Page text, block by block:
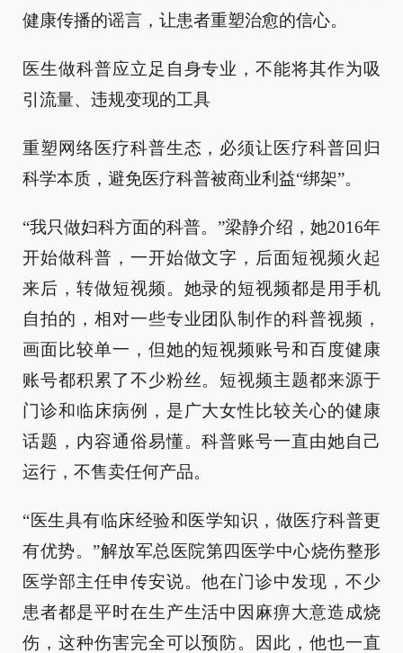
健康传播的谣言，让患者重塑治愈的信心。
医生做科普应立足自身专业，不能将其作为吸
引流量、违规变现的工具
重塑网络医疗科普生态，必须让医疗科普回归
科学本质，避免医疗科普被商业利益“绑架”。
“我只做妇科方面的科普。”梁静介绍，她2016年
开始做科普，一开始做文字，后面短视频火起
来后，转做短视频。她录的短视频都是用手机
自拍的，相对一些专业团队制作的科普视频，
画面比较单一，但她的短视频账号和百度健康
账号都积累了不少粉丝。短视频主题都来源于
门诊和临床病例，是广大女性比较关心的健康
话题，内容通俗易懂。科普账号一直由她自己
运行，不售卖任何产品。
“医生具有临床经验和医学知识，做医疗科普更
有优势。”解放军总医院第四医学中心烧伤整形
医学部主任申传安说。他在门诊中发现，不少
患者都是平时在生产生活中因麻痹大意造成烧
伤，这种伤害完全可以预防。因此，他也一直